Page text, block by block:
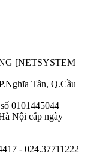
[NETSYSTEM
Tân, Q.Cầu
0101445044
Nội cấp ngày
- 024.37711222